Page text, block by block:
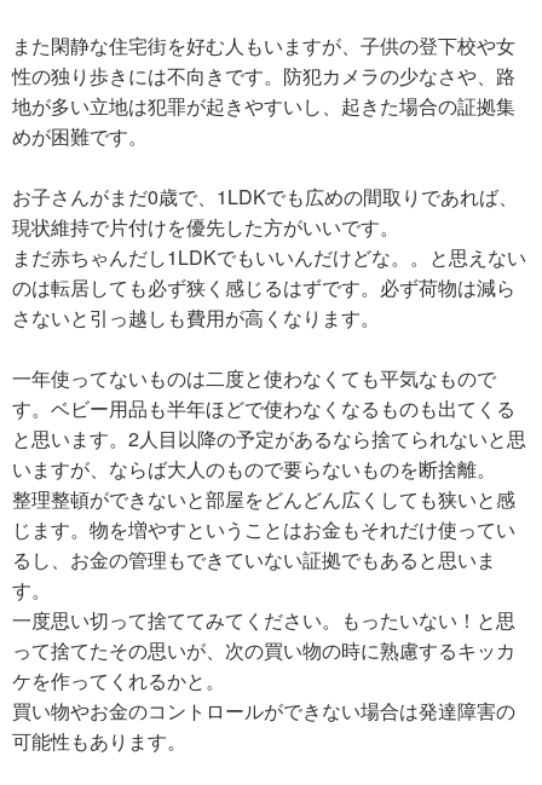
また閑静な住宅街を好む人もいますが、子供の登下校や女
性の独り歩きには不向きです。防犯カメラの少なさや、路
地が多い立地は犯罪が起きやすいし、起きた場合の証拠集
めが困難です。
お子さんがまだ0歳で、1LDKでも広めの間取りであれば、
現状維持で片付けを優先した方がいいです。
まだ赤ちゃんだし1LDKでもいいんだけどな。。と思えない
のは転居しても必ず狭く感じるはずです。必ず荷物は減ら
さないと引っ越しも費用が高くなります。
一年使ってないものは二度と使わなくても平気なもので
す。ベビー用品も半年ほどで使わなくなるものも出てくる
と思います。2人目以降の予定があるなら捨てられないと思
いますが、ならば大人のもので要らないものを断捨離。
整理整頓ができないと部屋をどんどん広くしても狭いと感
じます。物を増やすということはお金もそれだけ使ってい
るし、お金の管理もできていない証拠でもあると思いま
す。
一度思い切って捨ててみてください。もったいない！と思
って捨てたその思いが、次の買い物の時に熟慮するキッカ
ケを作ってくれるかと。
買い物やお金のコントロールができない場合は発達障害の
可能性もあります。